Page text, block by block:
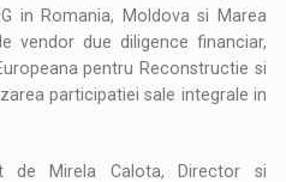
in Romania, Moldova si Marea
vendor due diligence financiar,
pentru Reconstructie si
participatiei sale integrale in
de Mirela Calota, Director si